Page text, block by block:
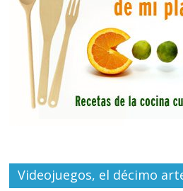
Videojuegos, el décimo